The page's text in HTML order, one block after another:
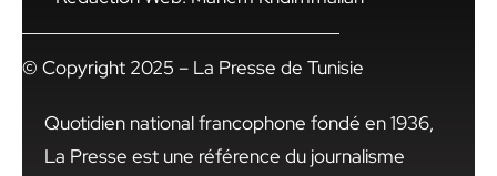
© Copyright 2025 – La Presse de Tunisie
Quotidien national francophone fondé en 1936,
La Presse est une référence du journalisme